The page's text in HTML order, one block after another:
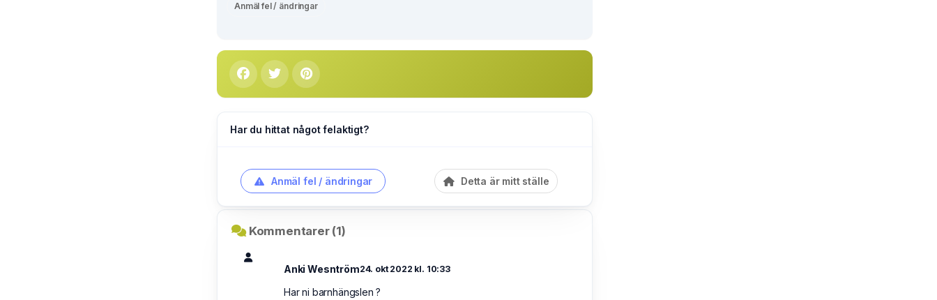
Anmäl fel / ändringar
Har du hittat något felaktigt?
Anmäl fel / ändringar Detta är mitt ställe
Kommentarer (1)
Anki Wesntröm24. okt 2022 kl. 10:33
Har ni barnhängslen ?